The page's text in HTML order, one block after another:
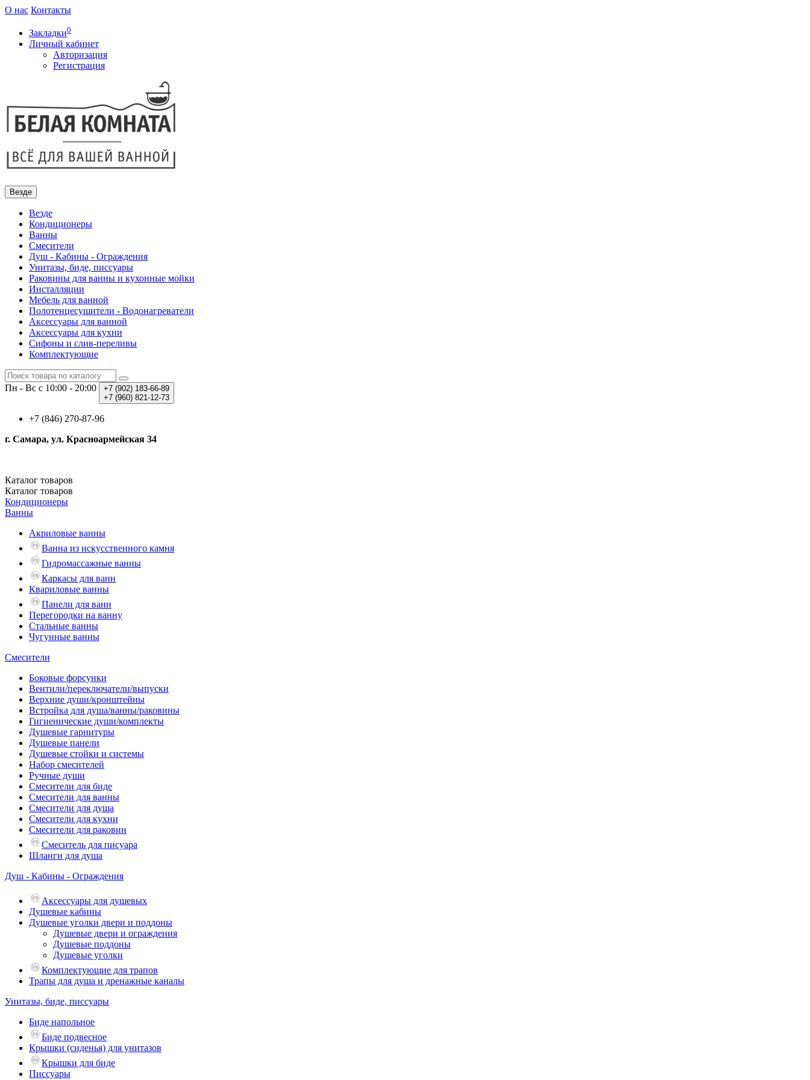
О нас Контакты
Закладки0
Личный кабинет
Авторизация
Регистрация
Везде
Везде
Кондиционеры
Ванны
Смесители
Душ - Кабины - Ограждения
Унитазы, биде, писсуары
Раковины для ванны и кухонные мойки
Инсталляции
Мебель для ванной
Полотенцесушители - Водонагреватели
Аксессуары для ванной
Аксессуары для кухни
Сифоны и слив-переливы
Комплектующие
Пн - Вс с 10:00 - 20:00 +7 (902) 183-66-89
+7 (960) 821-12-73
+7 (846) 270-87-96
г. Самара, ул. Красноармейская 34
Каталог товаров
Каталог товаров
Кондиционеры
Ванны
Акриловые ванны
Ванна из искусственного камня
Гидромассажные ванны
Каркасы для ванн
Квариловые ванны
Панели для ванн
Перегородки на ванну
Стальные ванны
Чугунные ванны
Смесители
Боковые форсунки
Вентили/переключатели/выпуски
Верхние души/кронштейны
Встройка для душа/ванны/раковины
Гигиенические души/комплекты
Душевые гарнитуры
Душевые панели
Душевые стойки и системы
Набор смесителей
Ручные души
Смесители для биде
Смесители для ванны
Смесители для душа
Смесители для кухни
Смесители для раковин
Смеситель для писуара
Шланги для душа
Душ - Кабины - Ограждения
Аксессуары для душевых
Душевые кабины
Душевые уголки двери и поддоны
Душевые двери и ограждения
Душевые поддоны
Душевые уголки
Комплектующие для трапов
Трапы для душа и дренажные каналы
Унитазы, биде, писсуары
Биде напольное
Биде подвесное
Крышки (сиденья) для унитазов
Крышки для биде
Писсуары